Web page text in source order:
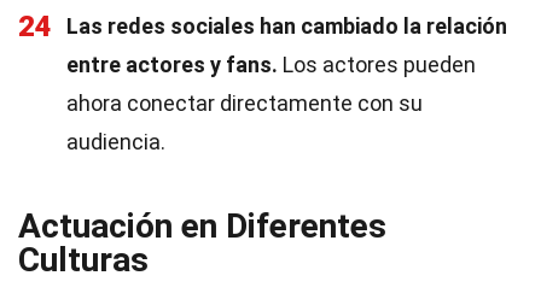
24
Las redes sociales han cambiado la relación
entre actores y fans. Los actores pueden
ahora conectar directamente con su
audiencia.
Actuación en Diferentes
Culturas